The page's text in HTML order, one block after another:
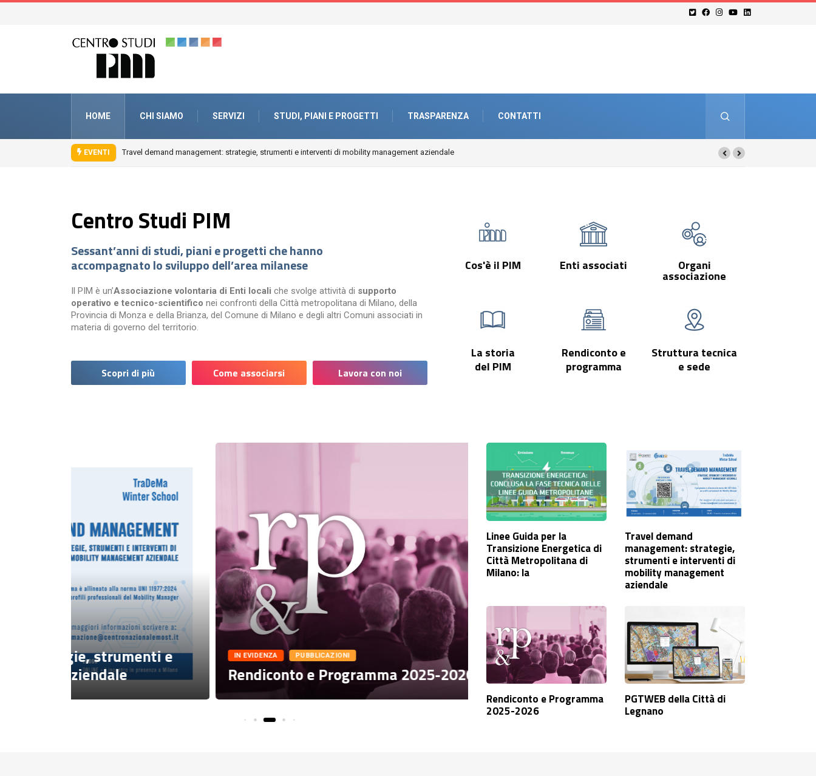
HOME CHI SIAMO SERVIZI STUDI, PIANI E PROGETTI TRASPARENZA CONTATTI
EVENTI Fuori città. Architetture, paesaggi, periferie
Centro Studi PIM
Sessant’anni di studi, piani e progetti che hanno
accompagnato lo sviluppo dell’area milanese
Il PIM è un’Associazione volontaria di Enti locali che svolge attività di supporto
operativo e tecnico-scientifico nei confronti della Città metropolitana di Milano, della
Provincia di Monza e della Brianza, del Comune di Milano e degli altri Comuni associati in
materia di governo del territorio.
Scopri di più Come associarsi Lavora con noi
Cos'è il PIM Enti associati Organi
associazione
La storia
del PIM
Rendiconto e
programma
Struttura tecnica
e sede
IN EVIDENZA PUBBLICAZIONI
Rendiconto e Programma 2025-2026
IN EVIDENZA SPAZIO SOCI
PGTWEB della Città di Legnano
Linee Guida per la
Transizione Energetica di
Città Metropolitana di
Milano: la
Travel demand
management: strategie,
strumenti e interventi di
mobility management
aziendale
Rendiconto e Programma
2025-2026
PGTWEB della Città di
Legnano